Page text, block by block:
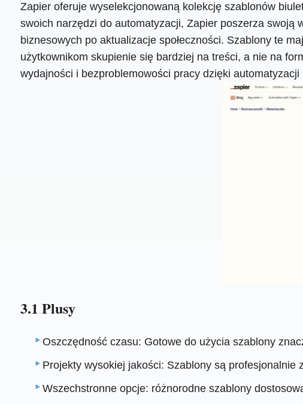
Zapier oferuje wyselekcjonowaną kolekcję szablonów
swoich narzędzi do automatyzacji, Zapier poszerza swoją
biznesowych po aktualizacje społeczności. Szablony te
użytkownikom skupienie się bardziej na treści, a nie na
wydajności i bezproblemowości pracy dzięki
3.1 Plusy
Oszczędność czasu: Gotowe do użycia szablony
Projekty wysokiej jakości: Szablony są profesjonalnie
Wszechstronne opcje: różnorodne szablony